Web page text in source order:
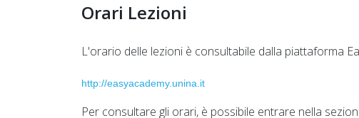
Orari Lezioni
L'orario delle lezioni è consultabile dalla piattaforma
http://easyacademy.unina.it
Per consultare gli orari, è possibile entrare nella